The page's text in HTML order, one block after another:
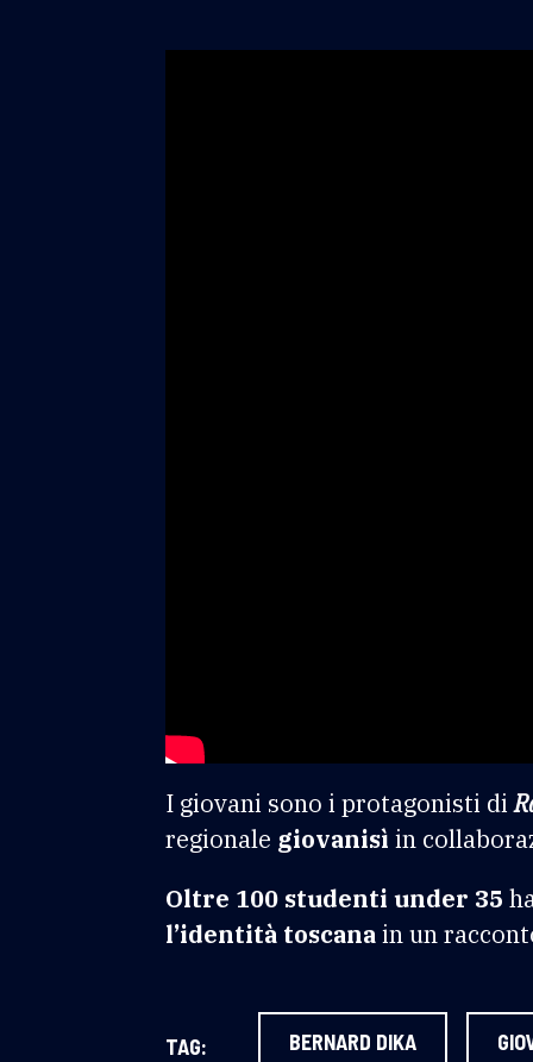
I giovani sono i protagonisti di
regionale giovanisì in
Oltre 100 studenti under 35
l’identità toscanain un
TAG: BERNARD DIKA